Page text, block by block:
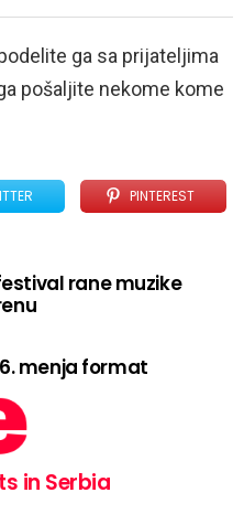
ga sa prijateljima
pošaljite nekome kome
PINTEREST
rane muzike
menja format
in Serbia